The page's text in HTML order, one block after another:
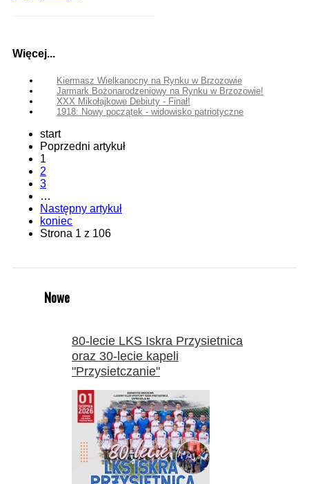
Więcej...
Kiermasz Wielkanocny na Rynku w Brzozowie
Jarmark Bożonarodzeniowy na Rynku w Brzozowie!
XXX Mikołajkowe Debiuty - Finał!
1918: Nowy początek - widowisko patriotyczne
start
Poprzedni artykuł
1
2
3
…
Następny artykuł
koniec
Strona 1 z 106
Nowe
80-lecie LKS Iskra Przysietnica
oraz 30-lecie kapeli
"Przysietczanie"